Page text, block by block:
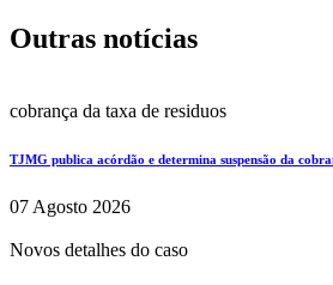
Outras notícias
cobrança da taxa de residuos
TJMG publica acórdão e determina suspensão da
07 Agosto 2026
Novos detalhes do caso